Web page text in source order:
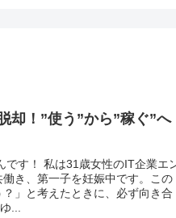
却！”使う”から”稼ぐ”へ
です！ 私は31歳女性のIT企業エ
き、第一子を妊娠中です。この
」と考えたときに、必ず向き合
...